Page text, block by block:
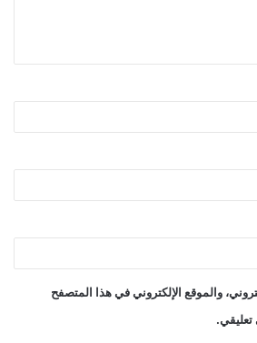
والموقع الإلكتروني في هذا المتصفح
تعليقي.